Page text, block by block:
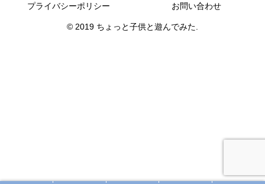
プライバシーポリシー お問い合わせ
© 2019 ちょっと子供と遊んでみた.